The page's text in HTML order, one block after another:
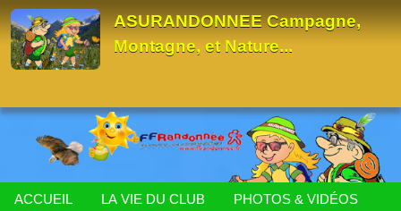
ASURANDONNEE Campagne,
Montagne, et Nature...
ACCUEIL LA VIE DU CLUB PHOTOS & VIDÉOS
Panneau de gestion des cookies